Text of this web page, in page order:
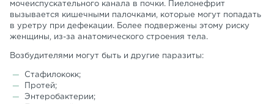
мочеиспускательного канала в почки. Пиелонефрит
вызывается кишечными палочками, которые могут попадать
в уретру при дефекации. Более подвержены этому риску
женщины, из-за анатомического строения тела.
Возбудителями могут быть и другие паразиты:
Стафилококк;
Протей;
Энтеробактерии;